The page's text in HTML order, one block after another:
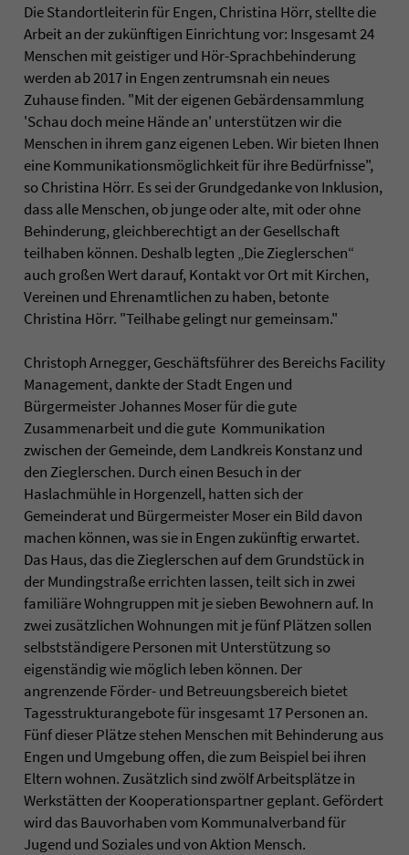
Die Standortleiterin für Engen, Christina Hörr, stellte die
Arbeit an der zukünftigen Einrichtung vor: Insgesamt 24
Menschen mit geistiger und Hör-Sprachbehinderung
werden ab 2017 in Engen zentrumsnah ein neues
Zuhause finden. "Mit der eigenen Gebärdensammlung
'Schau doch meine Hände an' unterstützen wir die
Menschen in ihrem ganz eigenen Leben. Wir bieten Ihnen
eine Kommunikationsmöglichkeit für ihre Bedürfnisse",
so Christina Hörr. Es sei der Grundgedanke von Inklusion,
dass alle Menschen, ob junge oder alte, mit oder ohne
Behinderung, gleichberechtigt an der Gesellschaft
teilhaben können. Deshalb legten „Die Zieglerschen“
auch großen Wert darauf, Kontakt vor Ort mit Kirchen,
Vereinen und Ehrenamtlichen zu haben, betonte
Christina Hörr. "Teilhabe gelingt nur gemeinsam."
Christoph Arnegger, Geschäftsführer des Bereichs Facility
Management, dankte der Stadt Engen und
Bürgermeister Johannes Moser für die gute
Zusammenarbeit und die gute Kommunikation
zwischen der Gemeinde, dem Landkreis Konstanz und
den Zieglerschen. Durch einen Besuch in der
Haslachmühle in Horgenzell, hatten sich der
Gemeinderat und Bürgermeister Moser ein Bild davon
machen können, was sie in Engen zukünftig erwartet.
Das Haus, das die Zieglerschen auf dem Grundstück in
der Mundingstraße errichten lassen, teilt sich in zwei
familiäre Wohngruppen mit je sieben Bewohnern auf. In
zwei zusätzlichen Wohnungen mit je fünf Plätzen sollen
selbstständigere Personen mit Unterstützung so
eigenständig wie möglich leben können. Der
angrenzende Förder- und Betreuungsbereich bietet
Tagesstrukturangebote für insgesamt 17 Personen an.
Fünf dieser Plätze stehen Menschen mit Behinderung aus
Engen und Umgebung offen, die zum Beispiel bei ihren
Eltern wohnen. Zusätzlich sind zwölf Arbeitsplätze in
Werkstätten der Kooperationspartner geplant. Gefördert
wird das Bauvorhaben vom Kommunalverband für
Jugend und Soziales und von Aktion Mensch.